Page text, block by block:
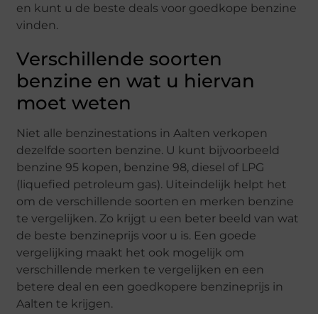
en kunt u de beste deals voor goedkope benzine
vinden.
Verschillende soorten
benzine en wat u hiervan
moet weten
Niet alle benzinestations in Aalten verkopen
dezelfde soorten benzine. U kunt bijvoorbeeld
benzine 95 kopen, benzine 98, diesel of LPG
(liquefied petroleum gas). Uiteindelijk helpt het
om de verschillende soorten en merken benzine
te vergelijken. Zo krijgt u een beter beeld van wat
de beste benzineprijs voor u is. Een goede
vergelijking maakt het ook mogelijk om
verschillende merken te vergelijken en een
betere deal en een goedkopere benzineprijs in
Aalten te krijgen.